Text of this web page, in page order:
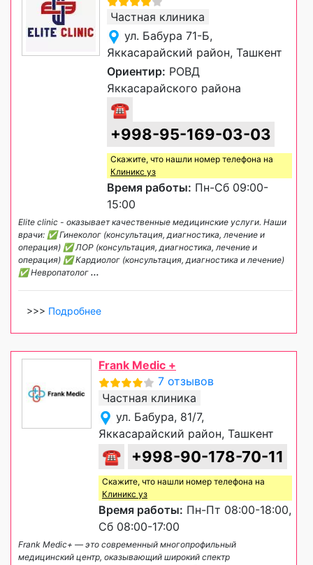
Частная клиника
ул. Бабура 71-Б,
Яккасарайский район, Ташкент
Ориентир: РОВД
Яккасарайского района
☎
+998-95-169-03-03
Скажите, что нашли номер телефона на
Клиникс уз
Время работы: Пн-Сб 09:00-
15:00
Elite clinic - оказывает качественные медицинские услуги. Наши
врачи: ✅ Гинеколог (консультация, диагностика, лечение и
операция) ✅ ЛОР (консультация, диагностика, лечение и
операция) ✅ Кардиолог (консультация, диагностика и лечение)
✅ Невропатолог ...
>>> Подробнее
Frank Medic +
7 отзывов
Частная клиника
ул. Бабура, 81/7,
Яккасарайский район, Ташкент
☎ +998-90-178-70-11
Скажите, что нашли номер телефона на
Клиникс уз
Время работы: Пн-Пт 08:00-18:00,
Сб 08:00-17:00
Frank Medic+ — это современный многопрофильный
медицинский центр, оказывающий широкий спектр